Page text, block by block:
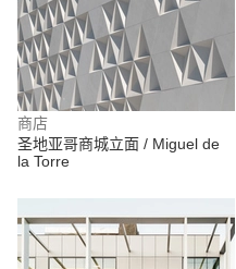
商店
圣地亚哥商城立面 / Miguel de
la Torre